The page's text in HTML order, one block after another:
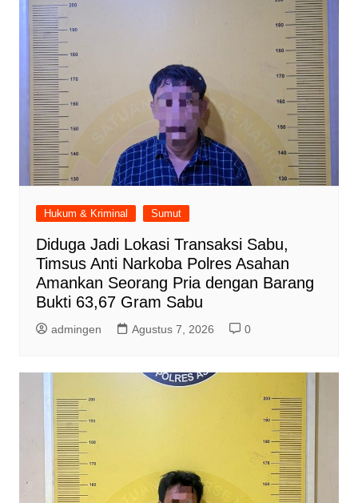
Hukum & Kriminal Sumut
Diduga Jadi Lokasi Transaksi Sabu,
Timsus Anti Narkoba Polres Asahan
Amankan Seorang Pria dengan Barang
Bukti 63,67 Gram Sabu
admingen Agustus 7, 2026 0